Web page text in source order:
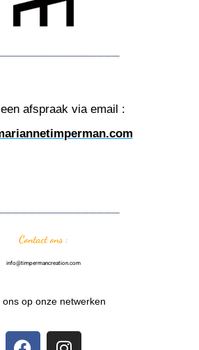
afspraak via email :
Contact ons :
info@timpermancreation.com
ons op onze netwerken